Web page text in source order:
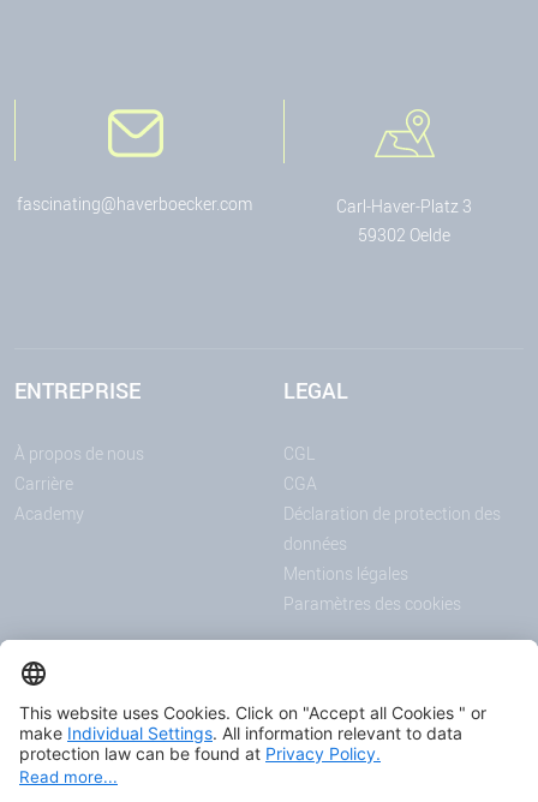
fascinating@haverboecker.com
Carl-Haver-Platz 3
59302 Oelde
ENTREPRISE
À propos de nous
Carrière
Academy
LEGAL
CGL
CGA
Déclaration de protection des
données
Mentions légales
Paramètres des cookies
ANNONCES
Actualités
Salons et événements
Downloadcenter